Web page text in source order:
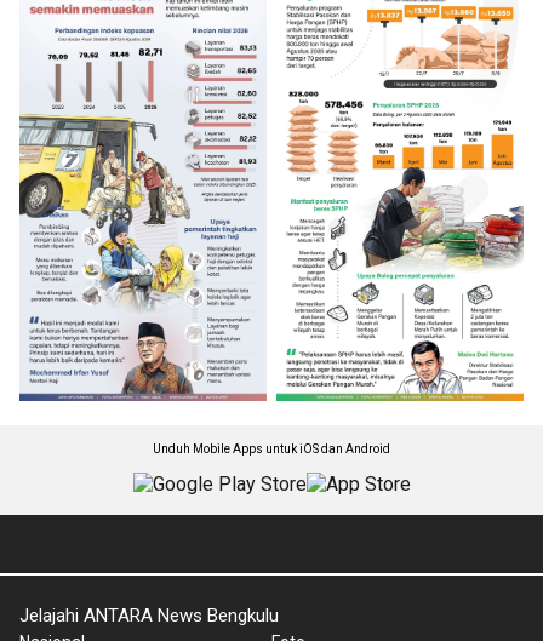
Unduh Mobile Apps untuk iOS dan Android
Jelajahi ANTARA News Bengkulu